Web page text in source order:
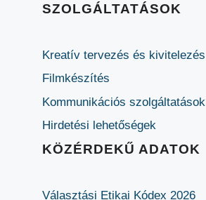
SZOLGÁLTATÁSOK
Kreatív tervezés és kivitelezés
Filmkészítés
Kommunikációs szolgáltatások
Hirdetési lehetőségek
KÖZÉRDEKŰ ADATOK
Választási Etikai Kódex 2026